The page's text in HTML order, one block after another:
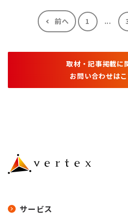
前へ 1 ...
取材・記事掲載に
お問い合わせは
サービス